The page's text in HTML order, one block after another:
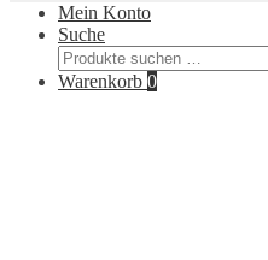
Mein Konto
Suche
Suchen
nach:
Warenkorb 0